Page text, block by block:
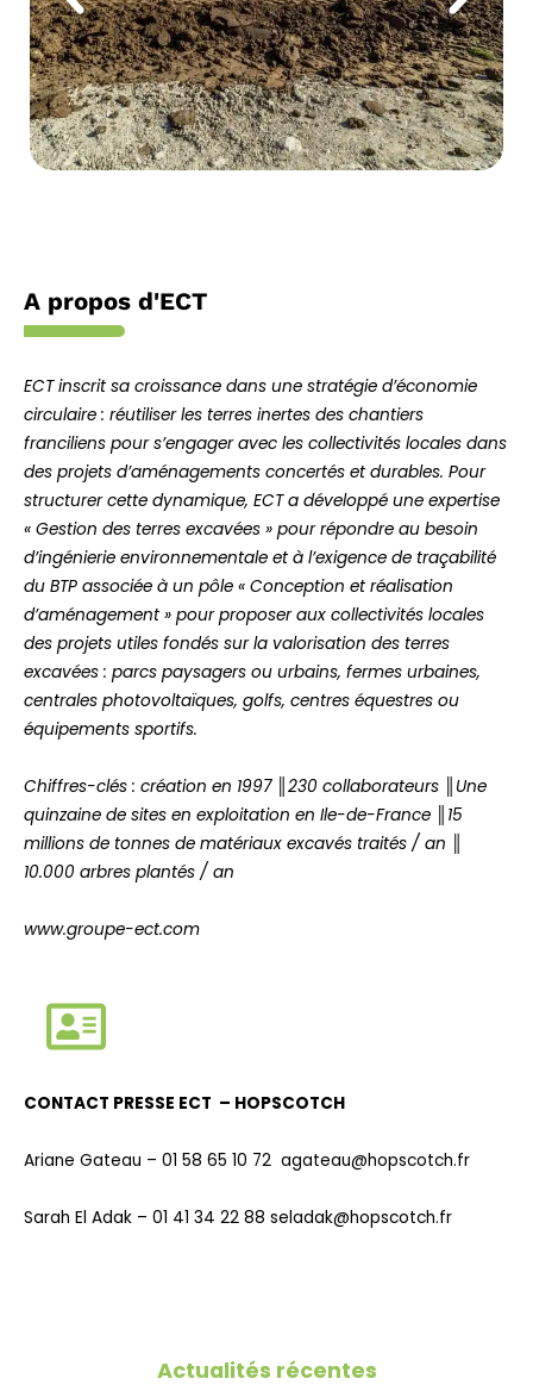
A propos d'ECT
ECT inscrit sa croissance dans une stratégie d’économie
circulaire : réutiliser les terres inertes des chantiers
franciliens pour s’engager avec les collectivités locales dans
des projets d’aménagements concertés et durables. Pour
structurer cette dynamique, ECT a développé une expertise
« Gestion des terres excavées » pour répondre au besoin
d’ingénierie environnementale et à l’exigence de traçabilité
du BTP associée à un pôle « Conception et réalisation
d’aménagement » pour proposer aux collectivités locales
des projets utiles fondés sur la valorisation des terres
excavées : parcs paysagers ou urbains, fermes urbaines,
centrales photovoltaïques, golfs, centres équestres ou
équipements sportifs.
Chiffres-clés : création en 1997 ║230 collaborateurs ║Une
quinzaine de sites en exploitation en Ile-de-France ║15
millions de tonnes de matériaux excavés traités / an ║
10.000 arbres plantés / an
www.groupe-ect.com
CONTACT PRESSE ECT – HOPSCOTCH
Ariane Gateau – 01 58 65 10 72 agateau@hopscotch.fr
Sarah El Adak – 01 41 34 22 88 seladak@hopscotch.fr
Actualités récentes